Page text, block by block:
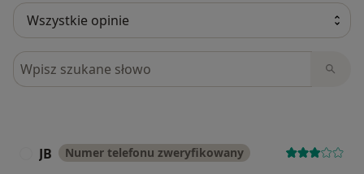
Szukaj w opiniach
JB Numer telefonu zweryfikowany